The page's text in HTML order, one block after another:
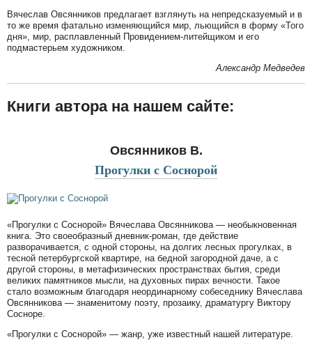
Вячеслав Овсянников предлагает взглянуть на непредсказуемый и в
то же время фатально изменяющийся мир, льющийся в форму «Того
дня», мир, расплавленный Провидением-литейщиком и его
подмастерьем художником.
Александр Медведев
Книги автора на нашем сайте:
Овсянников В.
Прогулки с Соснорой
«Прогулки с Соснорой» Вячеслава Овсянникова — необыкновенная
книга. Это своеобразный дневник-роман, где действие
разворачивается, с одной стороны, на долгих лесных прогулках, в
тесной петербургской квартире, на бедной загородной даче, а с
другой стороны, в метафизических пространствах бытия, среди
великих памятников мысли, на духовных пирах вечности. Такое
стало возможным благодаря неординарному собеседнику Вячеслава
Овсянникова — знаменитому поэту, прозаику, драматургу Виктору
Сосноре.
«Прогулки с Соснорой» — жанр, уже известный нашей литературе.